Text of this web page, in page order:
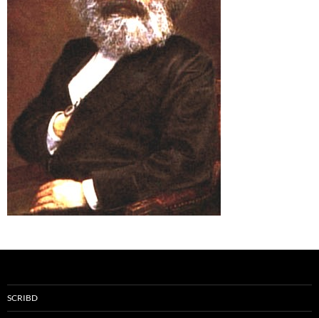
SCRIBD